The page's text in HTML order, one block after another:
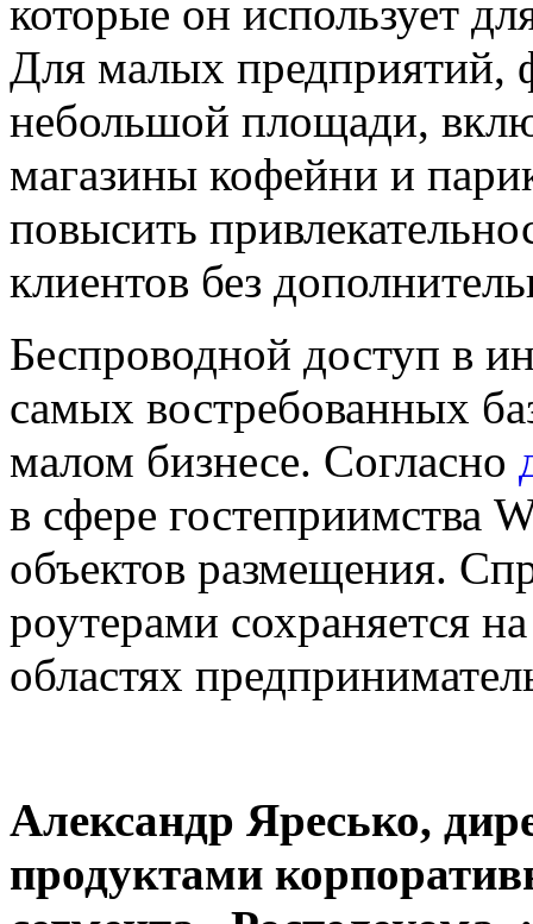
которые он использует
Для малых
небольшой площади,
магазины кофейни и
повысить
клиентов без
Беспроводной доступ в
самых востребованных
малом бизнесе. Согласно
в сфере гостеприимства
объектов размещения.
роутерами сохраняется
областях
Александр Яресько,
продуктами